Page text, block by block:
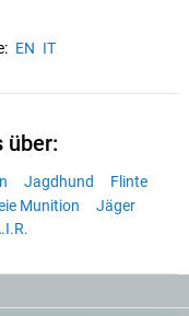
EN IT
über:
Jagdhund
Flinte
Munition
Jäger